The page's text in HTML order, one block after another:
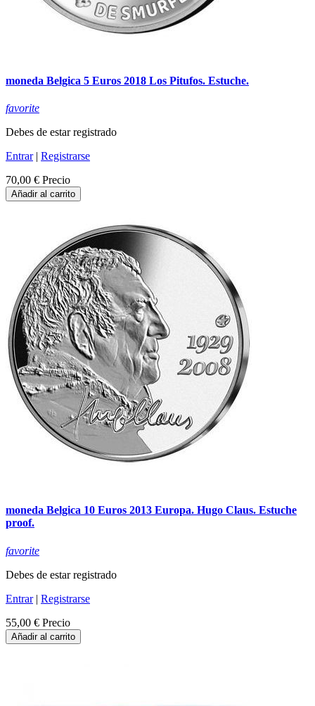
moneda Belgica 5 Euros 2018 Los Pitufos. Estuche.
favorite
Debes de estar registrado
Entrar| Registrarse
70,00 € Precio
Añadir al carrito
moneda Belgica 10 Euros 2013 Europa. Hugo Claus. Estuche
proof.
favorite
Debes de estar registrado
Entrar| Registrarse
55,00 € Precio
Añadir al carrito